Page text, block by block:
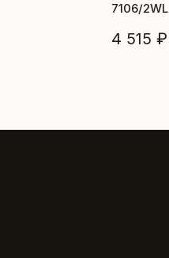
7106/2WL
4 515 ₽